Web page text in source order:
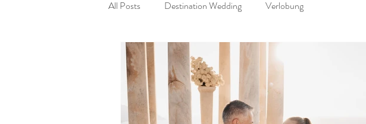
All Posts Destination Wedding Verlobung